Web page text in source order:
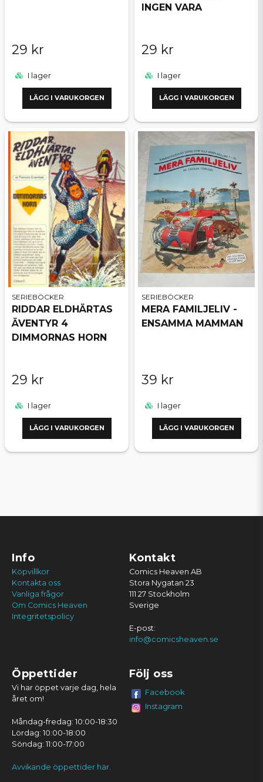
29 kr
I lager
LÄGG I VARUKORGEN
INGEN VARA
29 kr
I lager
LÄGG I VARUKORGEN
SERIEBÖCKER
RIDDAR ELDHÄRTAS
ÄVENTYR 4
DIMMORNAS HORN
29 kr
I lager
LÄGG I VARUKORGEN
SERIEBÖCKER
MERA FAMILJELIV -
ENSAMMA MAMMAN
39 kr
I lager
LÄGG I VARUKORGEN
Info
Köpvillkor
Kontakta oss
Vanliga frågor
Om Comics Heaven
Integritetspolicy
Kontakt
Comics Heaven AB
Stora Nygatan 23
111 27 Stockholm
Sverige
E-post:
info@comicsheaven.se
Öppettider
Vi har öppet varje dag, hela
året om!
Måndag-fredag: 10:00-18:30
Lördag: 10:00-18:00
Söndag: 11:00-17:00
Avvikande öppettider här.
Följ oss
Facebook
Instagram